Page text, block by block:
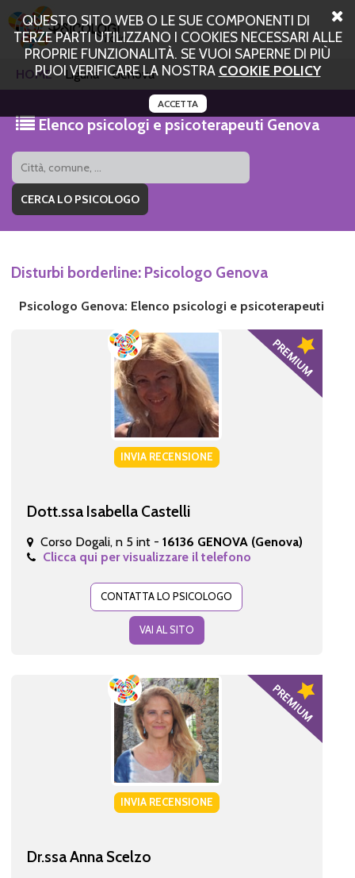
QUESTO SITO WEB O LE SUE COMPONENTI DI
TERZE PARTI UTILIZZANO I COOKIES NECESSARI ALLE
PROPRIE FUNZIONALITÀ. SE VUOI SAPERNE DI PIÙ
PUOI VERIFICARE LA NOSTRA COOKIE POLICY
ACCETTA
HOME Liguria Genova
Elenco psicologi e psicoterapeuti Genova
Disturbi borderline: Psicologo Genova
Psicologo Genova: Elenco psicologi e psicoterapeuti
INVIA RECENSIONE
Dott.ssa Isabella Castelli
Corso Dogali, n 5 int - 16136 GENOVA (Genova)
Clicca qui per visualizzare il telefono
CONTATTA LO PSICOLOGO
VAI AL SITO
INVIA RECENSIONE
Dr.ssa Anna Scelzo